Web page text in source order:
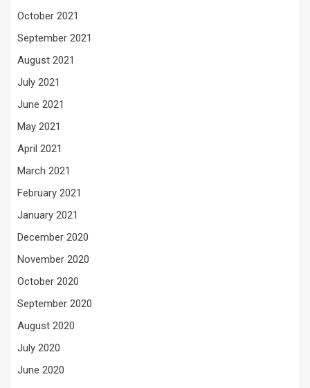
October 2021
September 2021
August 2021
July 2021
June 2021
May 2021
April 2021
March 2021
February 2021
January 2021
December 2020
November 2020
October 2020
September 2020
August 2020
July 2020
June 2020